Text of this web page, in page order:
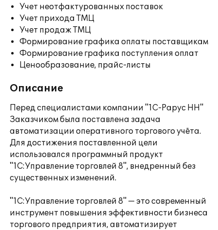
Учет неотфактурованных поставок
Учет прихода ТМЦ
Учет продаж ТМЦ
Формирование графика оплаты поставщикам
Формирование графика поступления оплат
Ценообразование, прайс-листы
Описание
Перед специалистами компании "1С-Рарус НН"
Заказчиком была поставлена задача
автоматизации оперативного торгового учёта.
Для достижения поставленной цели
использовался программный продукт
"1С:Управление торговлей 8", внедренный без
существенных изменений.
"1С:Управление торговлей 8" — это современный
инструмент повышения эффективности бизнеса
торгового предприятия, автоматизирует